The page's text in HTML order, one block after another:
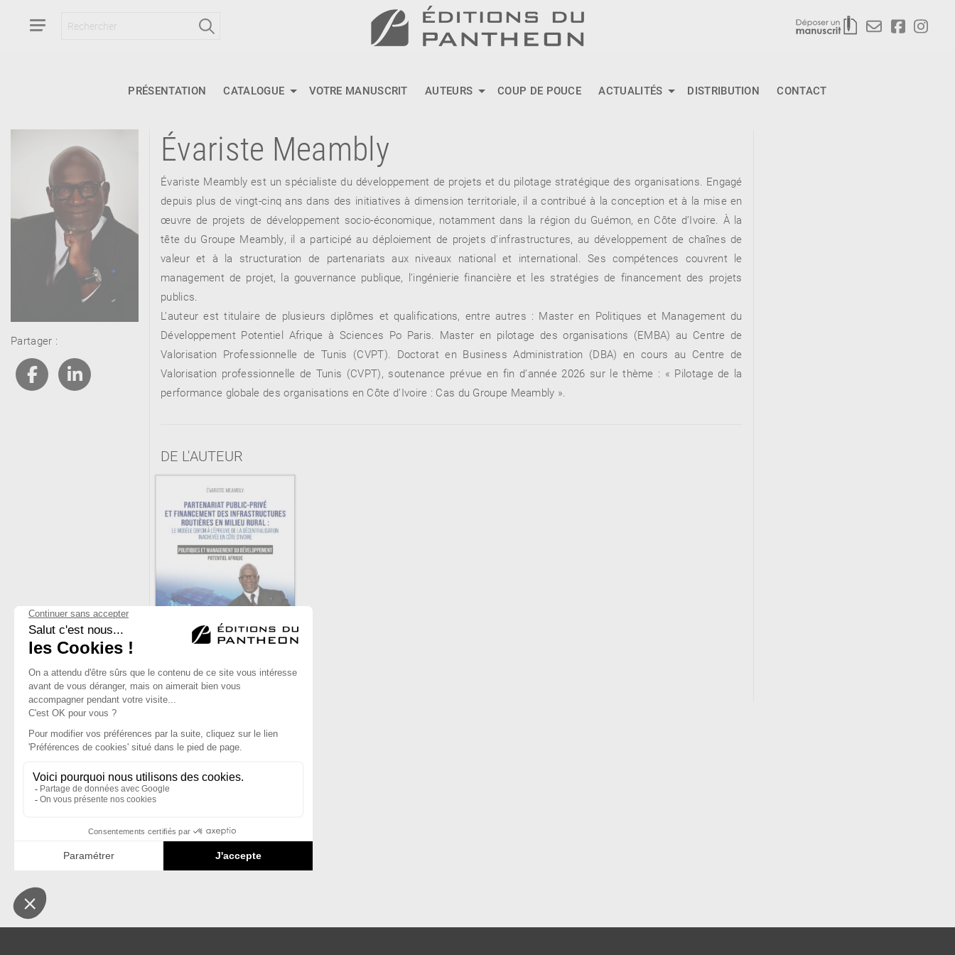
RETOUR
À PARAÎTRE
RETOUR
RENCONTRE AVEC…
RETOUR
A LA UNE
REVUE DE PRESSE
PRÉSENTATION CATALOGUE VOTRE MANUSCRIT AUTEURS COUP DE POUCE ACTUALITÉS DISTRIBUTION CONTACT
Partager :
Évariste Meambly
Évariste Meambly est un spécialiste du développement de projets et du pilotage stratégique des organisations. Engagé
depuis plus de vingt-cinq ans dans des initiatives à dimension territoriale, il a contribué à la conception et à la mise en
œuvre de projets de développement socio-économique, notamment dans la région du Guémon, en Côte d’Ivoire. À la
tête du Groupe Meambly, il a participé au déploiement de projets d’infrastructures, au développement de chaînes de
valeur et à la structuration de partenariats aux niveaux national et international. Ses compétences couvrent le
management de projet, la gouvernance publique, l’ingénierie financière et les stratégies de financement des projets
publics.
L’auteur est titulaire de plusieurs diplômes et qualifications, entre autres : Master en Politiques et Management du
Développement Potentiel Afrique à Sciences Po Paris. Master en pilotage des organisations (EMBA) au Centre de
Valorisation Professionnelle de Tunis (CVPT). Doctorat en Business Administration (DBA) en cours au Centre de
Valorisation professionnelle de Tunis (CVPT), soutenance prévue en fin d’année 2026 sur le thème : « Pilotage de la
performance globale des organisations en Côte d’Ivoire : Cas du Groupe Meambly ».
DE L'AUTEUR